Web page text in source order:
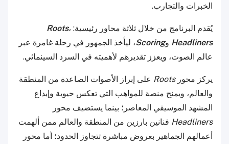
الخبرات والتجارب.
يُقدم البرنامج من خلال ثلاثة محاور رئيسية: Roots،
Headliners وScoring، ليأخذ الجمهور في رحلة غامرة عبر
عالم الصوت، ويعزز تقديرهم لأهميته في السرد السينمائي.
يركز محورRoots على إبراز الأصوات الصاعدة من المنطقة
والعالم، ويمنح منصة للمواهب التي تعكس حيوية وإبداع
المشهد الموسيقي المعاصر؛ بينما يستضيف محور
Headliners فنانين بارزين من المنطقة والعالم ممن ألهمت
أعمالهم الجماهير بعروض مباشرة تتجاوز الحدود؛ أما محور